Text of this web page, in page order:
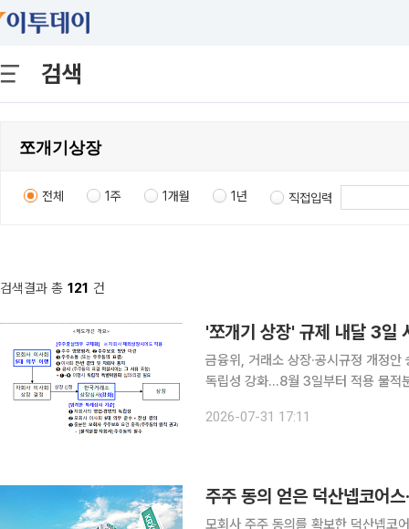
검색
전체 1주 1개월 1년 직접입력
검색결과 총 121 건
'쪼개기 상장' 규제 내달 3일
금융위, 거래소 상장·공시규정 개정
독립성 강화…8월 3일부터 적용 물적분할 자회사가 일명 '쪼개기 상장(중복상장)'을 추진할 때 모회
주주영향 평가와 주주보호 방안 마련
2026-07-31 17:11
주주 동의 얻은 덕산넵코어
모회사 주주 동의를 확보한 덕산넵코